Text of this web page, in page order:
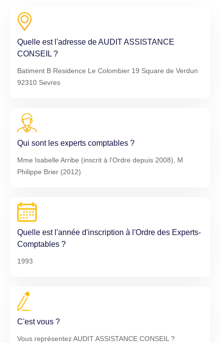
Quelle est l'adresse de AUDIT ASSISTANCE
CONSEIL ?
Batiment B Residence Le Colombier 19 Square de Verdun
92310 Sevres
Qui sont les experts comptables ?
Mme Isabelle Arribe (inscrit à l'Ordre depuis 2008), M
Philippe Brier (2012)
Quelle est l'année d'inscription à l'Ordre des Experts-
Comptables ?
1993
C'est vous ?
Vous représentez AUDIT ASSISTANCE CONSEIL ?